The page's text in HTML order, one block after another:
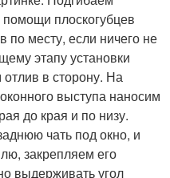
плоскогубцев
месту, если ничего не
этапу установки
в сторону. На
выступа наносим
до края и по низу.
чать под окно, и
закрепляем его
выдерживать угол